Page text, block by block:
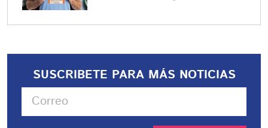
SUSCRIBETE PARA MÁS NOTICIAS